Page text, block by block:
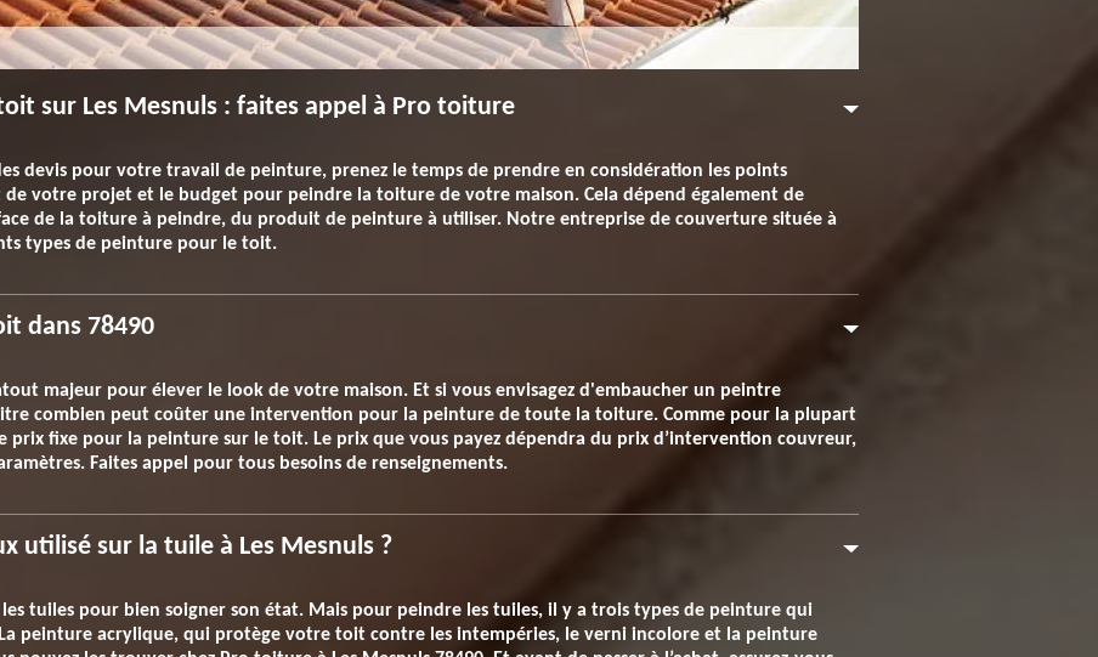
sur Les Mesnuls : faites appel à Pro toiture
devis pour votre travail de peinture, prenez le temps de prendre en considération les points
votre projet et le budget pour peindre la toiture de votre maison. Cela dépend également de
de la toiture à peindre, du produit de peinture à utiliser. Notre entreprise de couverture située à
types de peinture pour le toit.
dans 78490
majeur pour élever le look de votre maison. Et si vous envisagez d'embaucher un peintre
combien peut coûter une intervention pour la peinture de toute la toiture. Comme pour la plupart
prix fixe pour la peinture sur le toit. Le prix que vous payez dépendra du prix d’intervention couvreur,
Faites appel pour tous besoins de renseignements.
utilisé sur la tuile à Les Mesnuls ?
les tuiles pour bien soigner son état. Mais pour peindre les tuiles, il y a trois types de peinture qui
peinture acrylique, qui protège votre toit contre les intempéries, le verni incolore et la peinture